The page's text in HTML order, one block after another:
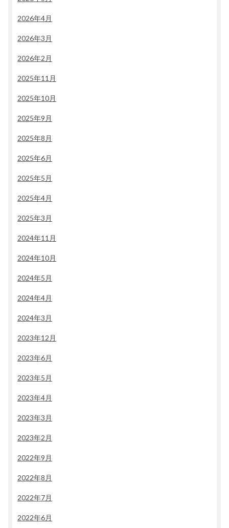
2026年4月
2026年3月
2026年2月
2025年11月
2025年10月
2025年9月
2025年8月
2025年6月
2025年5月
2025年4月
2025年3月
2024年11月
2024年10月
2024年5月
2024年4月
2024年3月
2023年12月
2023年6月
2023年5月
2023年4月
2023年3月
2023年2月
2022年9月
2022年8月
2022年7月
2022年6月